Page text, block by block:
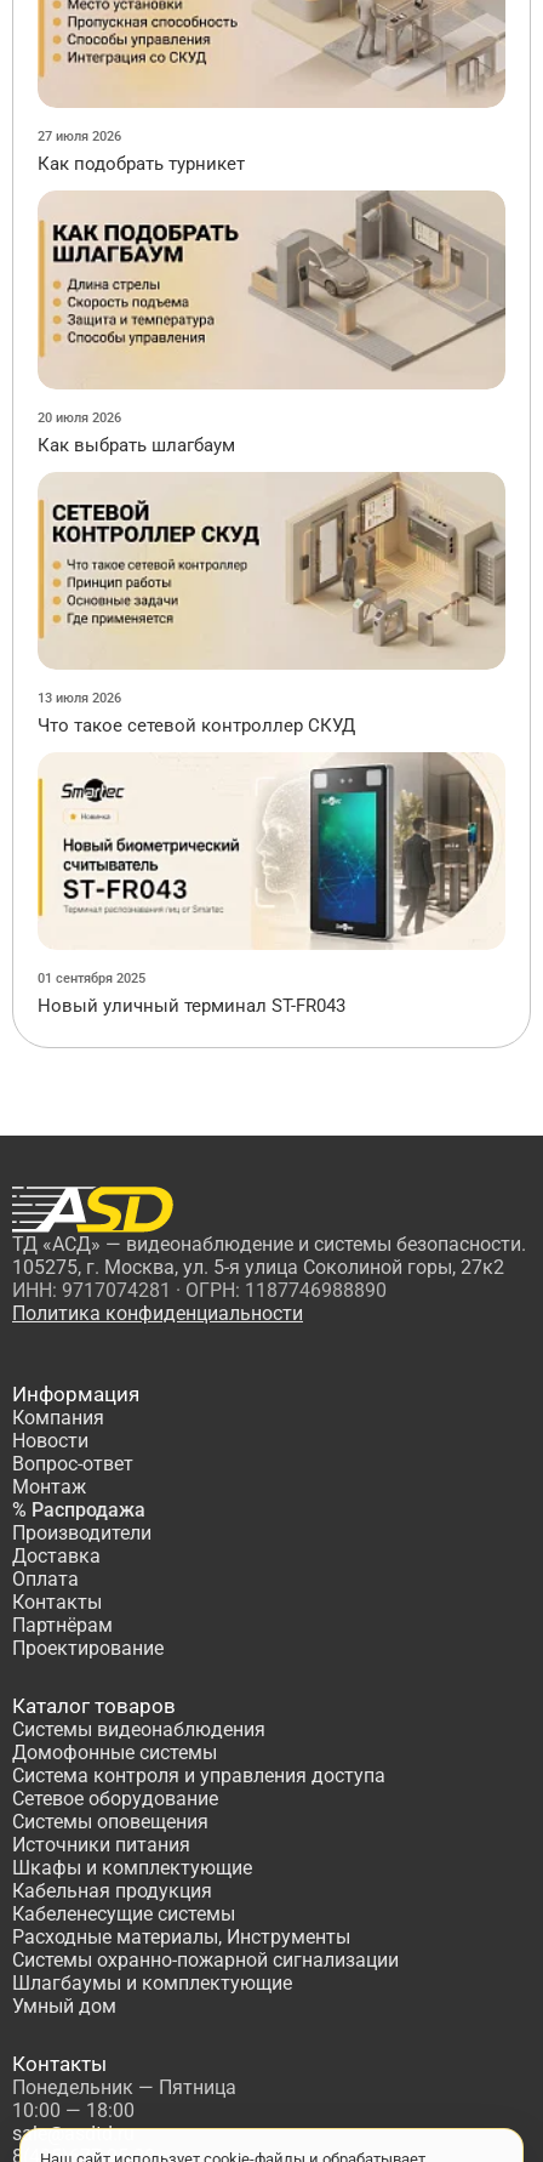
27 июля 2026
Как подобрать турникет
20 июля 2026
Как выбрать шлагбаум
13 июля 2026
Что такое сетевой контроллер СКУД
01 сентября 2025
Новый уличный терминал ST-FR043
ТД «АСД» — видеонаблюдение и системы безопасности.
105275, г. Москва, ул. 5-я улица Соколиной горы, 27к2
ИНН: 9717074281 · ОГРН: 1187746988890
Политика конфиденциальности
Информация
Компания
Новости
Вопрос-ответ
Монтаж
% Распродажа
Производители
Доставка
Оплата
Контакты
Партнёрам
Проектирование
Каталог товаров
Системы видеонаблюдения
Домофонные системы
Система контроля и управления доступа
Сетевое оборудование
Системы оповещения
Источники питания
Шкафы и комплектующие
Кабельная продукция
Кабеленесущие системы
Расходные материалы, Инструменты
Системы охранно-пожарной сигнализации
Шлагбаумы и комплектующие
Умный дом
Контакты
Понедельник — Пятница
10:00 — 18:00
sale@asdtd.ru
8(495)677-95-20